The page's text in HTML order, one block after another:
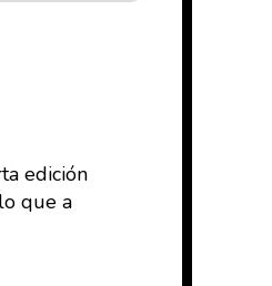
edición
que a